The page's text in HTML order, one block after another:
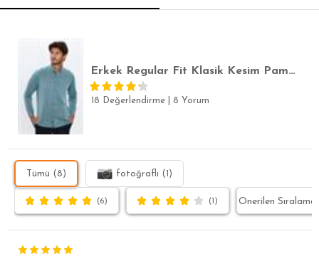
Erkek Regular Fit Klasik Kesim Pamuklu Oxford Doku Tek Cepli Yeşil Düğmeli Yaka Gömlek
18 Değerlendirme 8 Yorum
Tümü (8) fotoğraflı (1)
(6) (1)